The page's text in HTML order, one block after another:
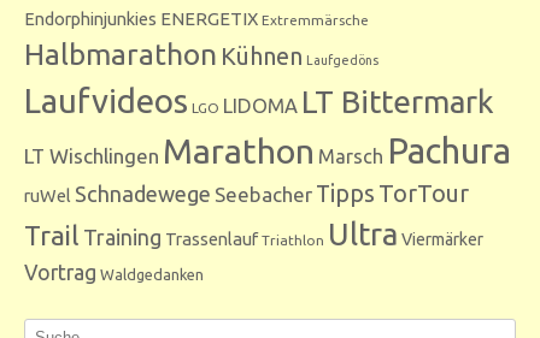
Endorphinjunkies ENERGETIX Extremmärsche
Halbmarathon Kühnen Laufgedöns
Laufvideos LGO LIDOMA LT Bittermark
LT Wischlingen Marathon Marsch Pachura
ruWel Schnadewege Seebacher Tipps TorTour
Trail Training Trassenlauf Triathlon Ultra Viermärker
Vortrag Waldgedanken